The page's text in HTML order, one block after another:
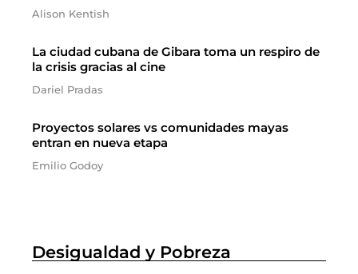
Alison Kentish
La ciudad cubana de Gibara toma un respiro de
la crisis gracias al cine
Dariel Pradas
Proyectos solares vs comunidades mayas
entran en nueva etapa
Emilio Godoy
Desigualdad y Pobreza